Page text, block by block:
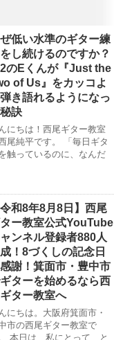
低い水準のギター練
し続けるのですか？
のEくんが『Just the
of Us』をカッコよ
弾き語れるようになっ
訣
にちは！西尾ギター教室
尾純平です。 「毎日ギタ
触っているのに、なんだ
令和8年8月8日】西尾
ー教室公式YouTube
ンネル登録者880人
！8づくしの記念日
謝！箕面市・豊中市
ターを始めるなら西
ター教室へ
にちは。大阪府箕面市・
市の西尾ギター教室で
本日は、私にとって、と